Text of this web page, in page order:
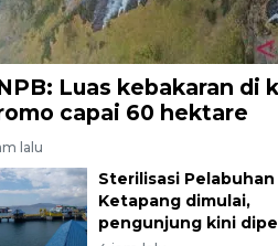
Luas kebakaran di
capai 60 hektare
lalu
Sterilisasi Pelabuhan
Ketapang dimulai,
pengunjung kini